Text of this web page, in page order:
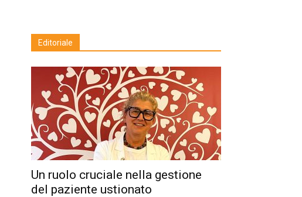
Editoriale
Un ruolo cruciale nella gestione
del paziente ustionato